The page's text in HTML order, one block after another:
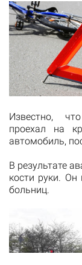
Известно,
проехал на
автомобиль,
В результате
кости руки. Он
больниц.